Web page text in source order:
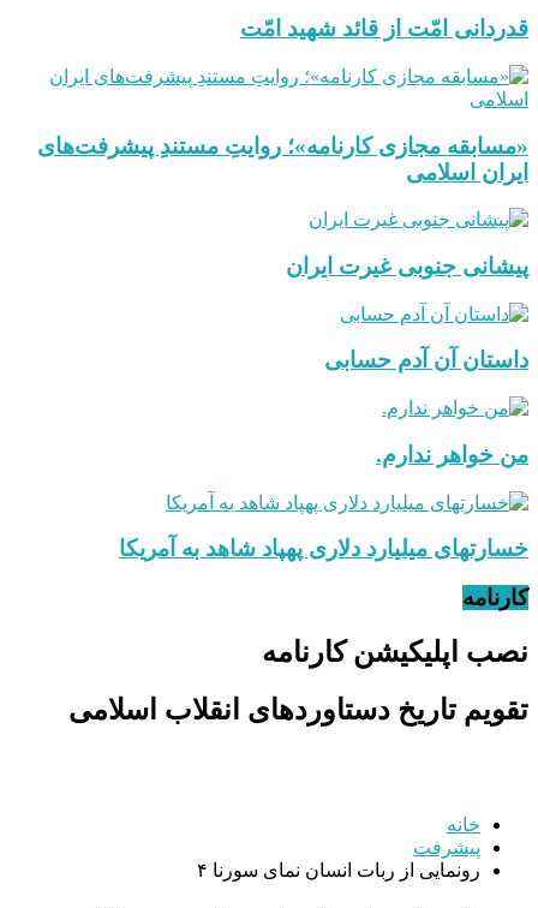
قدردانی امّت از قائد شهید امّت
«مسابقه مجازی کارنامه»؛ روایتِ مستندِ پیشرفت‌های
ایران اسلامی
پیشانی جنوبی غیرت ایران
داستان آن آدم حسابی
من خواهر ندارم.
خسارتهای میلیارد دلاری پهپاد شاهد به آمریکا
کارنامه
نصب اپلیکیشن کارنامه
تقویم تاریخ دستاوردهای انقلاب اسلامی
خانه
پیشرفت
رونمایی از ربات انسان نمای سورنا ۴